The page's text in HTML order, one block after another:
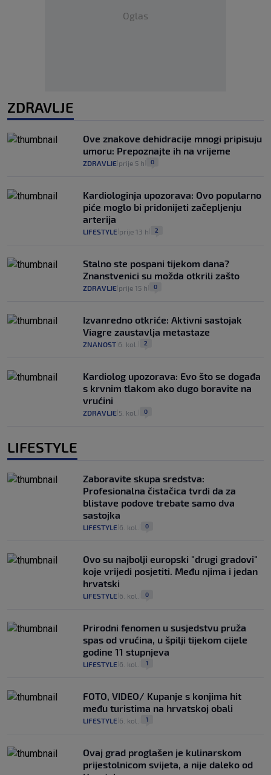
Oglas
ZDRAVLJE
Ove znakove dehidracije mnogi pripisuju
umoru: Prepoznajte ih na vrijeme
ZDRAVLJE prije 5 h 0
Kardiologinja upozorava: Ovo popularno
piće moglo bi pridonijeti začepljenju
arterija
LIFESTYLE prije 13 h 2
Stalno ste pospani tijekom dana?
Znanstvenici su možda otkrili zašto
ZDRAVLJE prije 15 h 0
Izvanredno otkriće: Aktivni sastojak
Viagre zaustavlja metastaze
ZNANOST 6. kol. 2
Kardiolog upozorava: Evo što se događa
s krvnim tlakom ako dugo boravite na
vrućini
ZDRAVLJE 5. kol. 0
LIFESTYLE
Zaboravite skupa sredstva:
Profesionalna čistačica tvrdi da za
blistave podove trebate samo dva
sastojka
LIFESTYLE 6. kol. 0
Ovo su najbolji europski "drugi gradovi"
koje vrijedi posjetiti. Među njima i jedan
hrvatski
LIFESTYLE 6. kol. 0
Prirodni fenomen u susjedstvu pruža
spas od vrućina, u špilji tijekom cijele
godine 11 stupnjeva
LIFESTYLE 6. kol. 1
FOTO, VIDEO/ Kupanje s konjima hit
među turistima na hrvatskoj obali
LIFESTYLE 6. kol. 1
Ovaj grad proglašen je kulinarskom
prijestolnicom svijeta, a nije daleko od